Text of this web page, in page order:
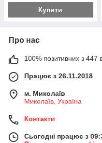
Купити
Про нас
100% позитивних з 447
Працює з 26.11.2018
м. Миколаїв
Миколаїв, Україна
Контакти
Сьогодні працює з